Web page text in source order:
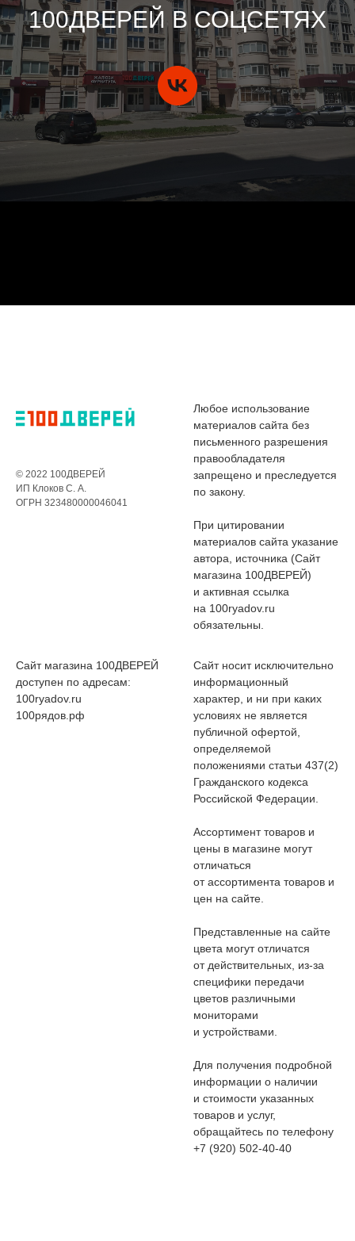
100ДВЕРЕЙ В СОЦСЕТЯХ
© 2022 100ДВЕРЕЙ
ИП Клоков С. А.
ОГРН 323480000046041
Любое использование
материалов сайта без
письменного разрешения
правообладателя
запрещено и преследуется
по закону.
При цитировании
материалов сайта указание
автора, источника (Сайт
магазина 100ДВЕРЕЙ)
и активная ссылка
на 100ryadov.ru
обязательны.
Сайт магазина 100ДВЕРЕЙ
доступен по адресам:
100ryadov.ru
100рядов.рф
Сайт носит исключительно
информационный
характер, и ни при каких
условиях не является
публичной офертой,
определяемой
положениями статьи 437(2)
Гражданского кодекса
Российской Федерации.
Ассортимент товаров и
цены в магазине могут
отличаться
от ассортимента товаров и
цен на сайте.
Представленные на сайте
цвета могут отличатся
от действительных, из-за
специфики передачи
цветов различными
мониторами
и устройствами.
Для получения подробной
информации о наличии
и стоимости указанных
товаров и услуг,
обращайтесь по телефону
+7 (920) 502-40-40